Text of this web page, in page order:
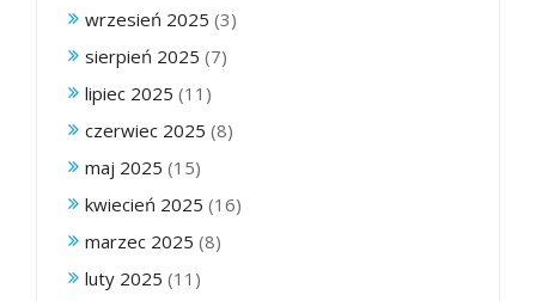
wrzesień 2025 (3)
sierpień 2025 (7)
lipiec 2025 (11)
czerwiec 2025 (8)
maj 2025 (15)
kwiecień 2025 (16)
marzec 2025 (8)
luty 2025 (11)